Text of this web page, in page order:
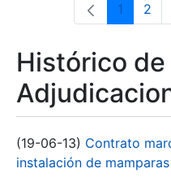
Página
1 2
Histórico de
(19-06-13) Contrato
instalación de